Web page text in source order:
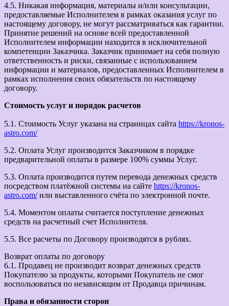
4.5. Никакая информация, материалы и/или консультации,
предоставляемые Исполнителем в рамках оказания услуг по
настоящему договору, не могут рассматриваться как гарантии.
Принятие решений на основе всей предоставленной
Исполнителем информации находится в исключительной
компетенции Заказчика. Заказчик принимает на себя полную
ответственность и риски, связанные с использованием
информации и материалов, предоставленных Исполнителем в
рамках исполнения своих обязательств по настоящему
договору.
Стоимость услуг и порядок расчетов
5.1. Стоимость Услуг указана на страницах сайта https://kronos-
astro.com/
5.2. Оплата Услуг производится Заказчиком в порядке
предварительной оплаты в размере 100% суммы Услуг.
5.3. Оплата производится путем перевода денежных средств
посредством платёжной системы на сайте https://kronos-
astro.com/или выставленного счёта по электронной почте.
5.4. Моментом оплаты считается поступление денежных
средств на расчетный счет Исполнителя.
5.5. Все расчеты по Договору производятся в рублях.
Возврат оплаты по договору
6.1. Продавец не производит возврат денежных средств
Покупателю за продукты, которыми Покупатель не смог
воспользоваться по независящим от Продавца причинам.
Права и обязанности сторон